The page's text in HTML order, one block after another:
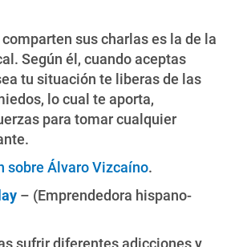
sus charlas es la de la
Según él, cuando aceptas
tu situación te liberas de las
lo cual te aporta,
para tomar cualquier
sobre Álvaro Vizcaíno.
– (Emprendedora hispano-
sufrir diferentes adicciones y